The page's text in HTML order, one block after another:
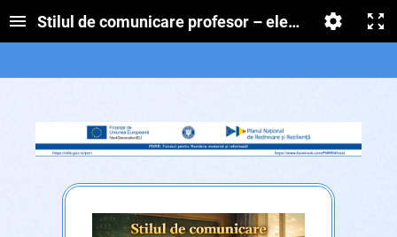
Stilul de comunicare profesor – elev și